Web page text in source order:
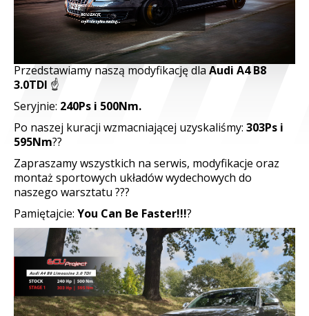
REALIZACJE,
czyli nie tylko tuning…
© FreeJoomla! 3 Modules- byVinaGecko.com
Przedstawiamy naszą modyfikację dla Audi A4 B8
3.0TDI ☝️
Seryjnie: 240Ps i 500Nm.
Po naszej kuracji wzmacniającej uzyskaliśmy: 303Ps i
595Nm??
Zapraszamy wszystkich na serwis, modyfikacje oraz
montaż sportowych układów wydechowych do
naszego warsztatu ???
Pamiętajcie: You Can Be Faster!!!?